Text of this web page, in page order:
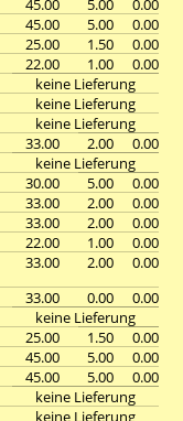
45.00 5.00
0.00
45.00 5.00
0.00
25.00 1.50
0.00
22.00 1.00
0.00
keine Lieferung
keine Lieferung
keine Lieferung
33.00 2.00
0.00
keine Lieferung
30.00 5.00
0.00
33.00 2.00
0.00
33.00 2.00
0.00
22.00 1.00
0.00
33.00 2.00
0.00
33.00 0.00
0.00
keine Lieferung
25.00 1.50
0.00
45.00 5.00
0.00
45.00 5.00
0.00
keine Lieferung
keine Lieferung